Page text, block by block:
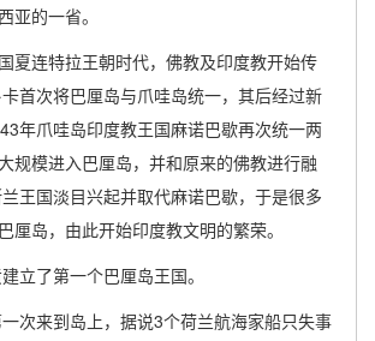
亚的一省。
夏连特拉王朝时代，佛教及印度教开始传
卡首次将巴厘岛与爪哇岛统一，其后经过新
年爪哇岛印度教王国麻诺巴歇再次统一两
规模进入巴厘岛，并和原来的佛教进行融
王国淡目兴起并取代麻诺巴歇，于是很多
厘岛，由此开始印度教文明的繁荣。
立了第一个巴厘岛王国。
次来到岛上，据说3个荷兰航海家船只失事